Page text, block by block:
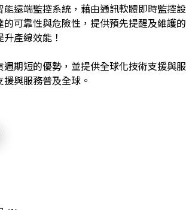
遠端監控系統，藉由通訊軟體即時監控設
可靠性與危險性，提供預先提醒及維護的
產線效能！
期短的優勢，並提供全球化技術支援與服
與服務普及全球。